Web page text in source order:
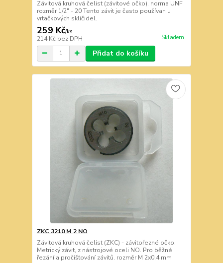
Závitová kruhová čelist (závitové očko). norma UNF
rozměr 1/2" - 20 Tento závit je často používan u
vrtačkových sklíčidel.
259 Kč/ks
214 Kč bez DPH Skladem
Přidat do košíku
ZKC 3210 M 2 NO
Závitová kruhová čelist (ZKC) - závitořezné očko.
Metrický závit, z nástrojové oceli NO. Pro běžné
řezání a pročišťování závitů. rozměr M 2x0,4 mm